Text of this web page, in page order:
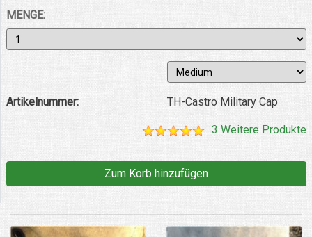
MENGE:
Artikelnummer: TH-Castro Military Cap
3 Weitere Produkte